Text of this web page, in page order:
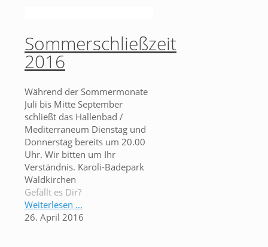
Sommerschließzeit
2016
Während der Sommermonate
Juli bis Mitte September
schließt das Hallenbad /
Mediterraneum Dienstag und
Donnerstag bereits um 20.00
Uhr. Wir bitten um Ihr
Verständnis. Karoli-Badepark
Waldkirchen
Gefällt es Dir?
Weiterlesen ...
26. April 2016